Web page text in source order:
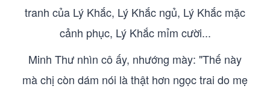
tranh của Lý Khắc, Lý Khắc ngủ, Lý Khắc mặc
cảnh phục, Lý Khắc mỉm cười...
Minh Thư nhìn cô ấy, nhướng mày: "Thế này
mà chị còn dám nói là thật hơn ngọc trai do mẹ